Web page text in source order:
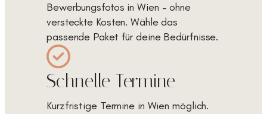
Bewerbungsfotos in Wien – ohne
versteckte Kosten. Wähle das
passende Paket für deine Bedürfnisse.
Schnelle Termine
Kurzfristige Termine in Wien möglich.